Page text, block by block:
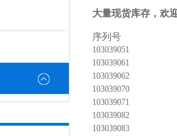
大量现货库存，欢
序列号
103039051
103039061
103039062
103039070
103039071
103039082
103039083